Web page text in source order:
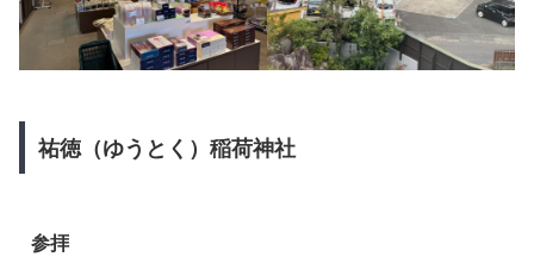
祐徳（ゆうとく）稲荷神社
参拝